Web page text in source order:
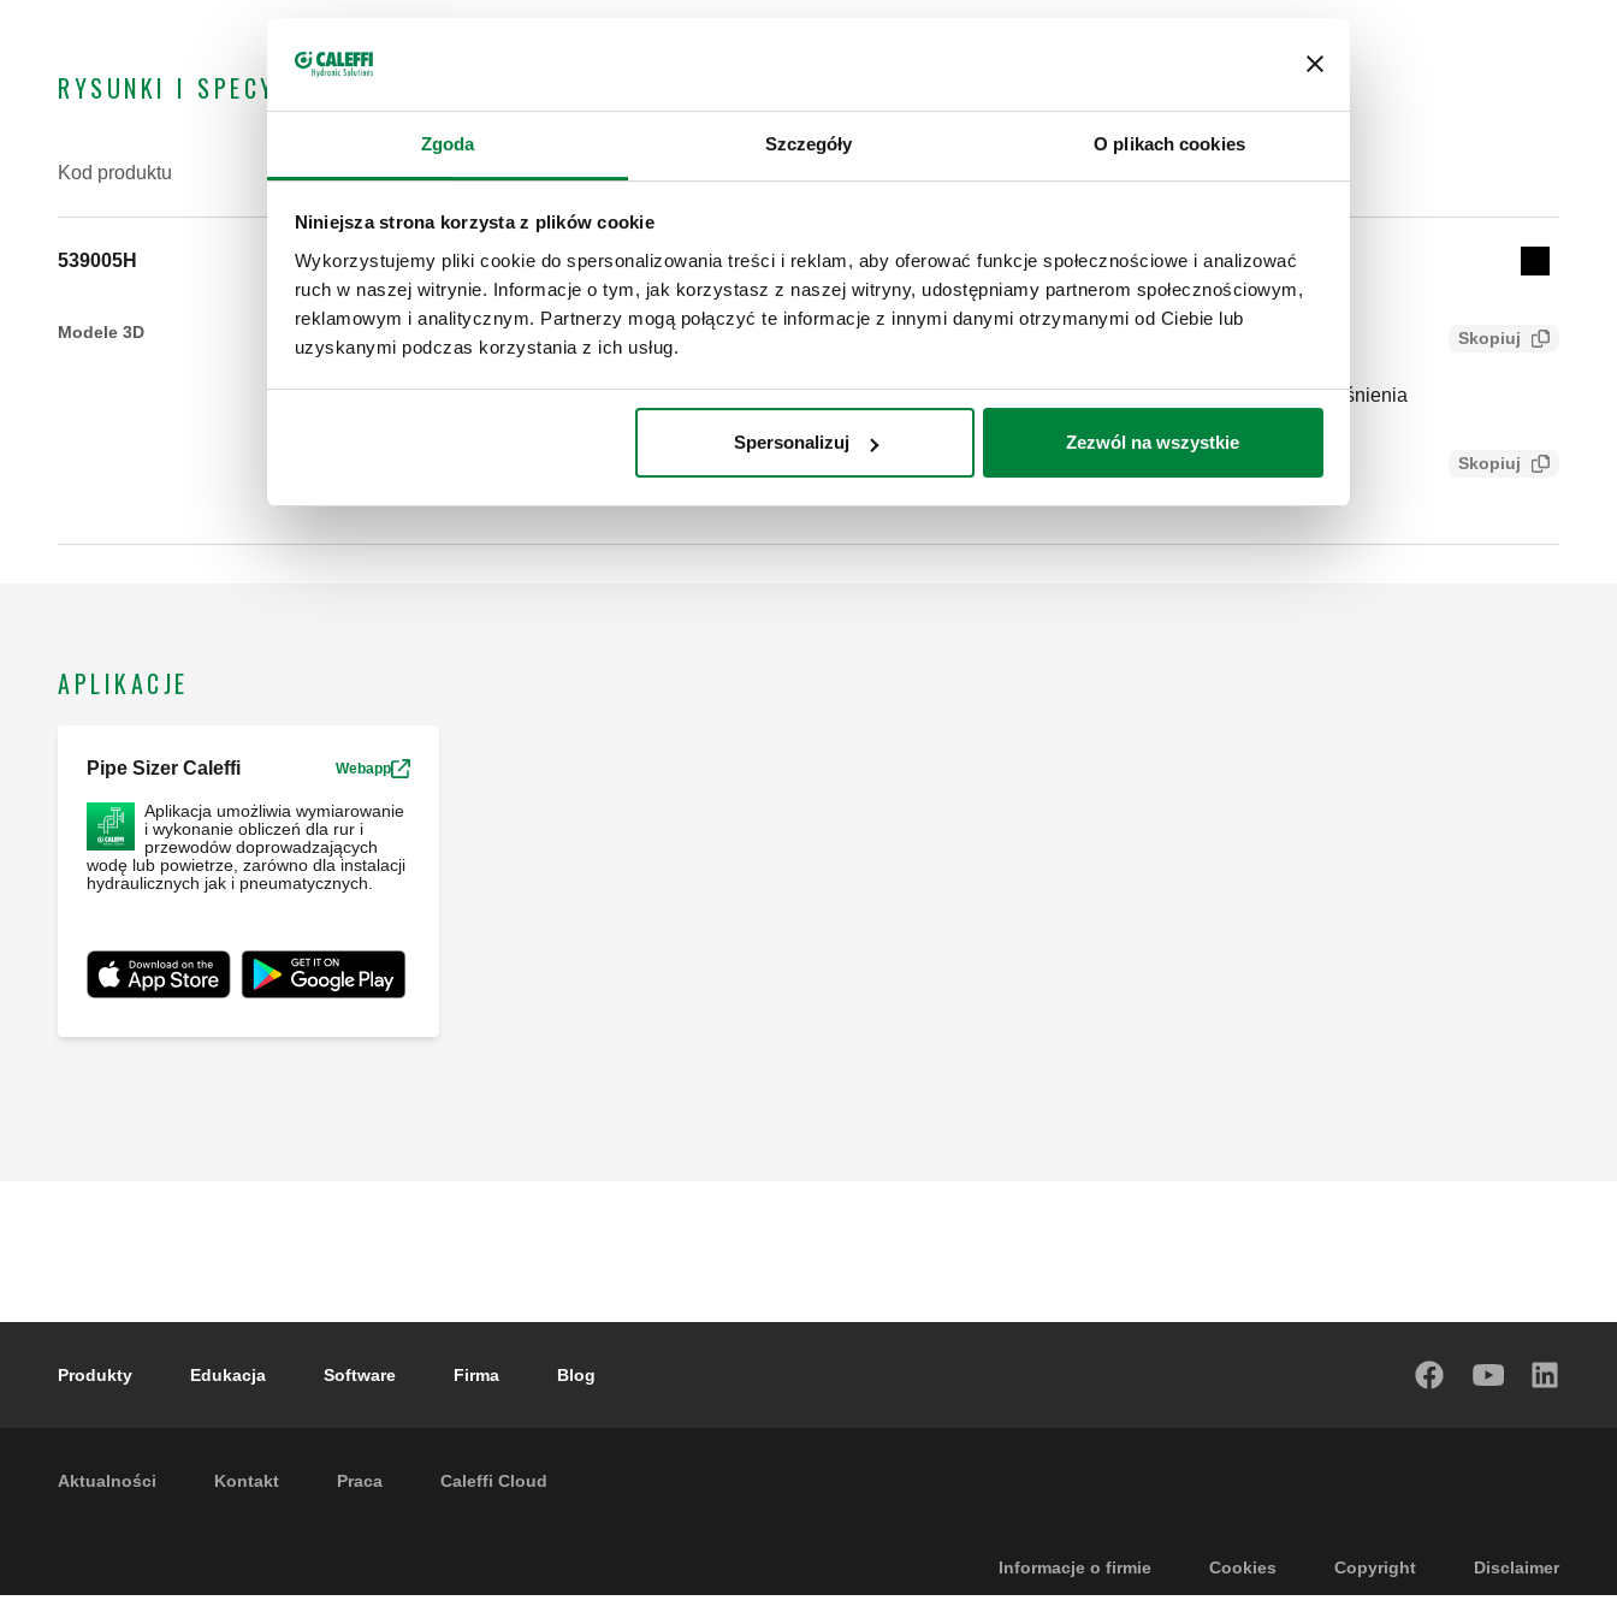
Zgoda Szczegóły O plikach cookies
Niniejsza strona korzysta z plików cookie
Wykorzystujemy pliki cookie do spersonalizowania treści i reklam, aby oferować funkcje społecznościowe i analizować
ruch w naszej witrynie. Informacje o tym, jak korzystasz z naszej witryny, udostępniamy partnerom społecznościowym,
reklamowym i analitycznym. Partnerzy mogą połączyć te informacje z innymi danymi otrzymanymi od Ciebie lub
uzyskanymi podczas korzystania z ich usług.
Spersonalizuj Zezwól na wszystkie
RYSUNKI I SPECYFIKACJE
Kod produktu
539005H
Collapse
Modele 3D Specyfikacja techniczna Skopiuj
CALEFFI, 539005H. Wymienny wkład dla grupy do kontroli ciśnienia
SCIP code
957237bb-bf79-45bc-b0a7-38ee27802a52
Skopiuj
APLIKACJE
Pipe Sizer Caleffi Webapp
Aplikacja umożliwia wymiarowanie
i wykonanie obliczeń dla rur i
przewodów doprowadzających
wodę lub powietrze, zarówno dla instalacji
hydraulicznych jak i pneumatycznych.
Footer main navigation
Produkty Edukacja Software Firma Blog
Footer secondary navigation
Aktualności Kontakt Praca Caleffi Cloud
Footer menuInformacje o firmie Cookies Copyright Disclaimer